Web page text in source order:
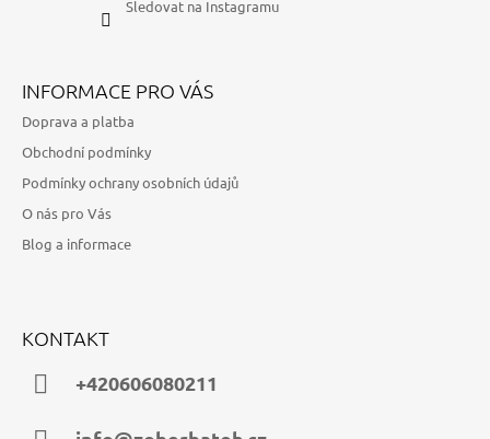
Sledovat na Instagramu
INFORMACE PRO VÁS
Doprava a platba
Obchodní podmínky
Podmínky ochrany osobních údajů
O nás pro Vás
Blog a informace
KONTAKT
+420606080211